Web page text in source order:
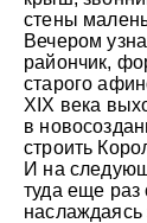
стены
Вечером
райончик,
старого
XIX века
в
строить
И на
туда еще раз